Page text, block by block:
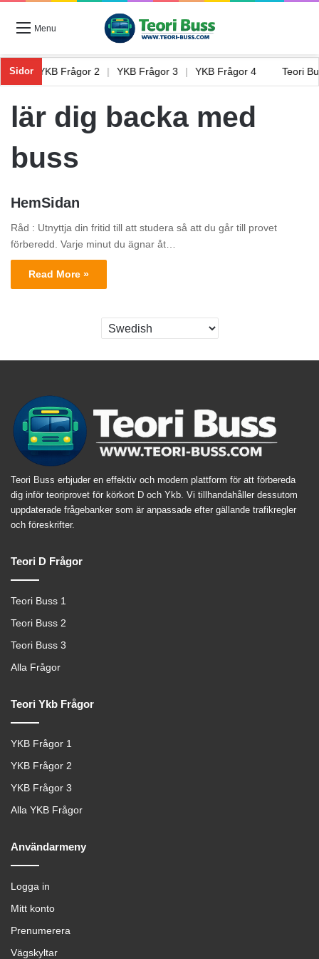
Menu
Sidor
1 | YKB Frågor 2 YKB Frågor 3 YKB Frågor 4 Teori
lär dig backa med
buss
HemSidan
Råd : Utnyttja din fritid till att studera så att du går till provet
förberedd. Varje minut du ägnar åt…
Read More »
Teori Buss erbjuder en effektiv och modern plattform för att förbereda
dig inför teoriprovet för körkort D och Ykb. Vi tillhandahåller dessutom
uppdaterade frågebanker som är anpassade efter gällande trafikregler
och föreskrifter.
Teori D Frågor
Teori Buss 1
Teori Buss 2
Teori Buss 3
Alla Frågor
Teori Ykb Frågor
YKB Frågor 1
YKB Frågor 2
YKB Frågor 3
Alla YKB Frågor
Användarmeny
Logga in
Mitt konto
Prenumerera
Vägskyltar